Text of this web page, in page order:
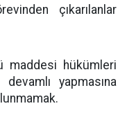
çıkarılanlar
maddesi hükümleri
yapmasına